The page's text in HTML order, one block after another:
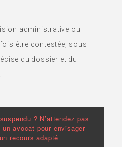
administrative ou
être contestée, sous
du dossier et du
? N’attendez pas
avocat pour envisager
recours adapté